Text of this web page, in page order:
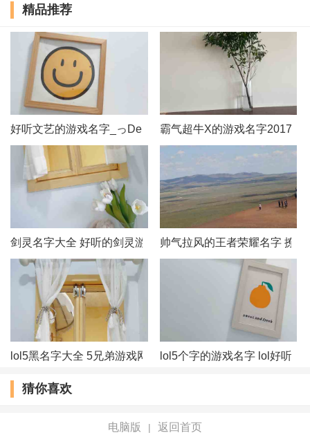
49、姐虽高傲但不高调
50、淚不盡
51、墓光夏
52、凉城孤影
53、照雨
54、越二越有范儿
55、蘫色回忆
56、背叛的冲刷
57、与猫成友
58、谷底
59、时光凉、春衫薄
60、吟诗入酒
61、呆萌小叔
精品推荐
好听文艺的游戏名字_っDemonˊ冥殇づ霸气超牛X的游戏名字2017
剑灵名字大全 好听的剑灵游戏名字帅气拉风的王者荣耀名字 撩妹
lol5黑名字大全 5兄弟游戏网名 lol5个字的游戏名字 lol好听五
猜你喜欢
电脑版 | 返回首页